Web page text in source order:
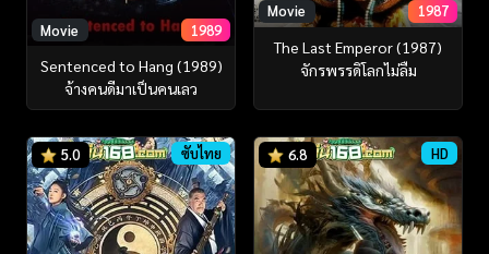
Movie 1989
Sentenced to Hang (1989)
จ้างคนดีมาเป็นคนเลว
Movie 1987
The Last Emperor (1987)
จักรพรรดิโลกไม่ลืม
5.0 ซับไทย 6.8 HD